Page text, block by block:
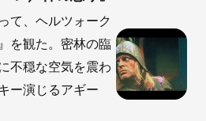
て、ヘルツォーク
を観た。密林の臨
不穏な空気を震わ
ー演じるアギー